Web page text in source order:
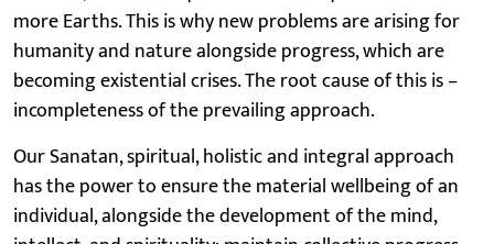
more Earths. This is why new problems are arising for
humanity and nature alongside progress, which are
becoming existential crises. The root cause of this is –
incompleteness of the prevailing approach.
Our Sanatan, spiritual, holistic and integral approach
has the power to ensure the material wellbeing of an
individual, alongside the development of the mind,